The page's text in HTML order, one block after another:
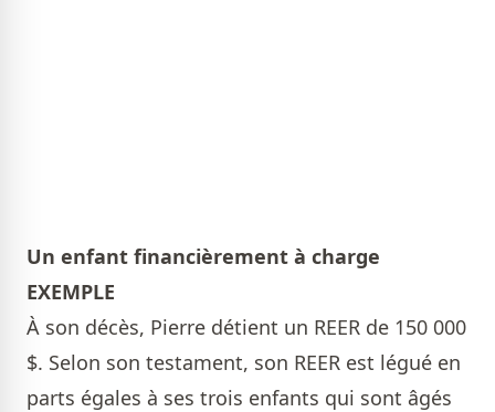
Un enfant financièrement à charge
EXEMPLE
À son décès, Pierre détient un REER de 150 000
$. Selon son testament, son REER est légué en
parts égales à ses trois enfants qui sont âgés